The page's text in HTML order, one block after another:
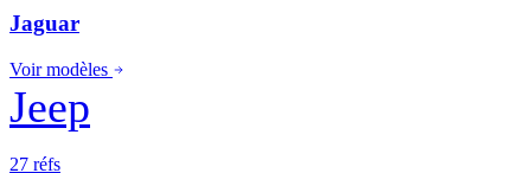
Jaguar
Voir modèles
Jeep
27 réfs